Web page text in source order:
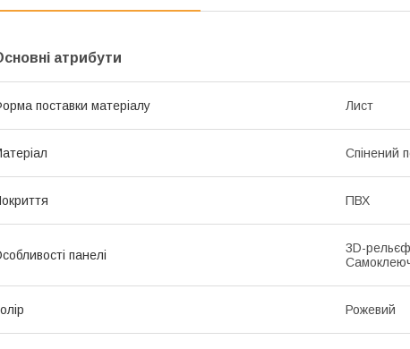
атрибути
поставки матеріалу Лист
Спінений
ПВХ
панелі
3D-
Рожевий